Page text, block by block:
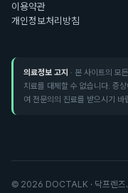
이용약관
개인정보처리방침
의료정보 고지 · 본 사이트의 모
치료를 대체할 수 없습니다. 증
여 전문의의 진료를 받으시기 바
© 2026 DOCTALK · 닥프렌